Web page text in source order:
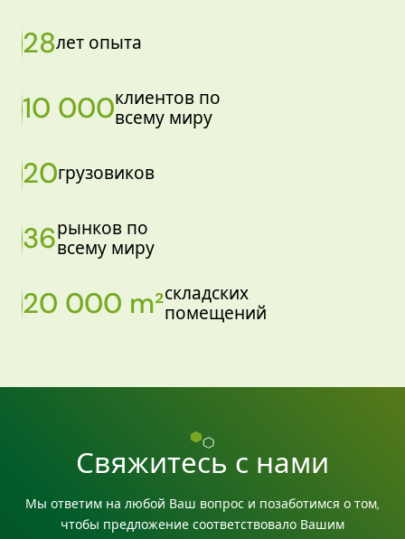
28лет опыта
10 000клиентов по
всему миру
20грузовиков
36рынков по
всему миру
20 000 m²складских
помещений
Свяжитесь с нами
Мы ответим на любой Ваш вопрос и позаботимся о том,
чтобы предложение соответствовало Вашим